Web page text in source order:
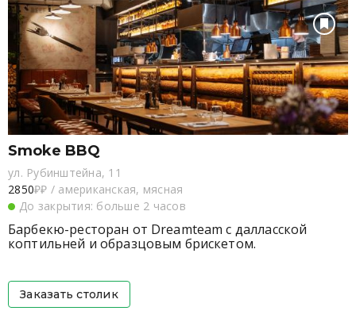
Smoke BBQ
ул. Рубинштейна, 11
2850₽₽ / американская, мясная
До закрытия: больше 2 часов
Барбекю-ресторан от Dreamteam с далласской
коптильней и образцовым брискетом.
Заказать столик